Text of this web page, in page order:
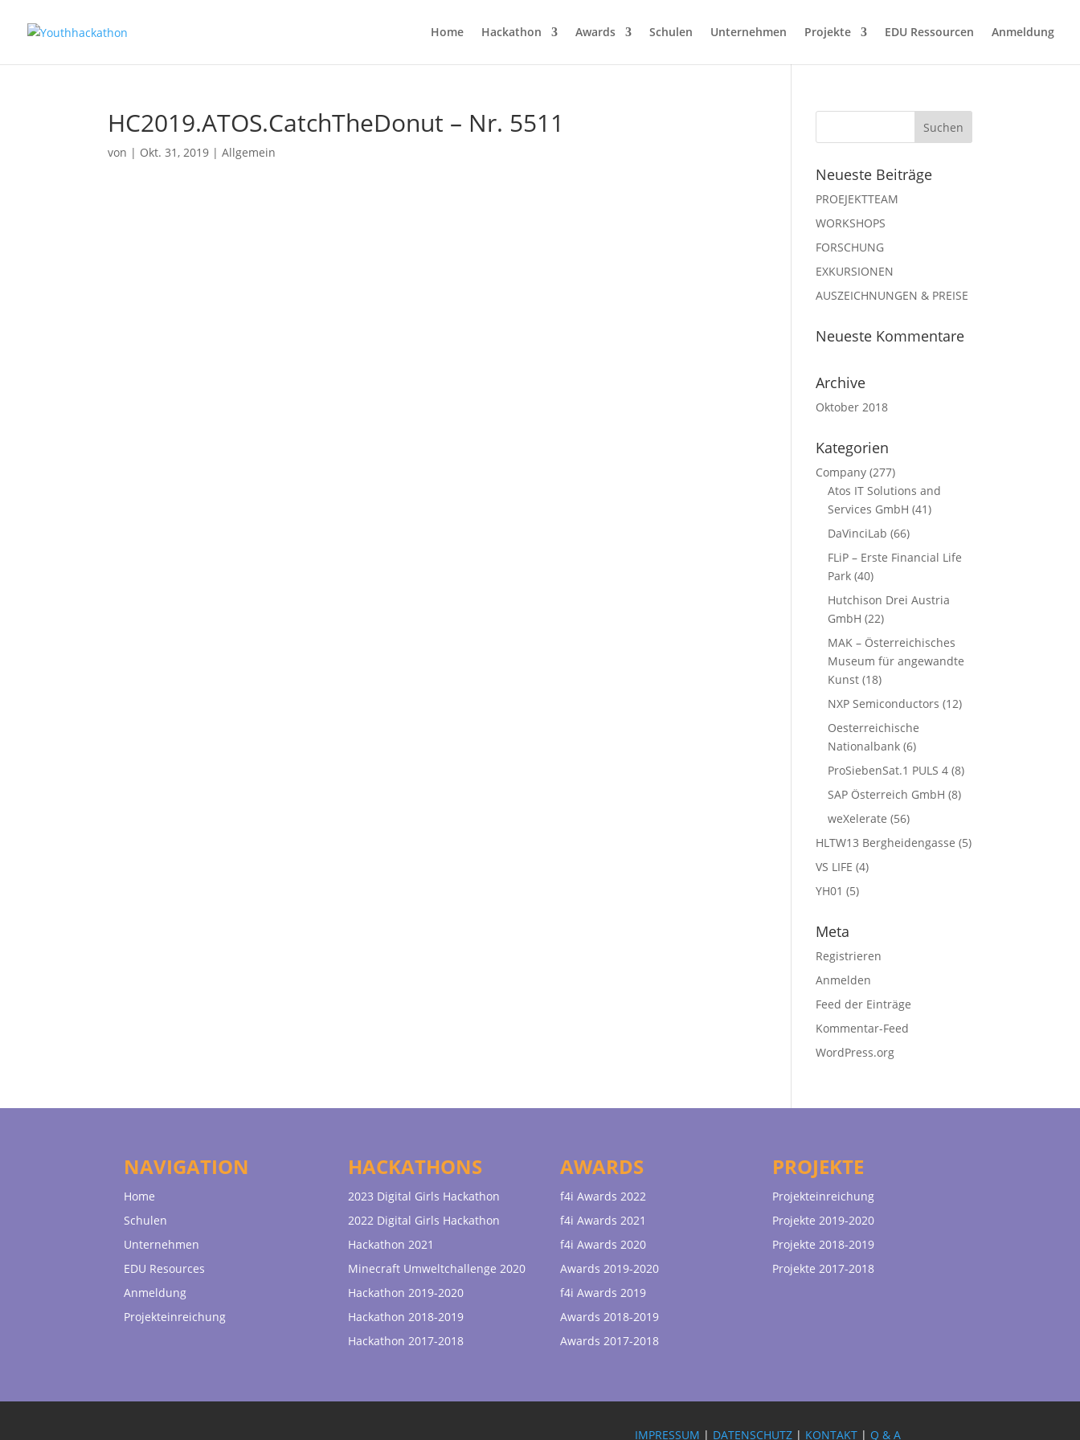
Home Hackathon Awards Schulen Unternehmen Projekte EDU Ressourcen Anmeldung
HC2019.ATOS.CatchTheDonut – Nr. 5511
von | Okt. 31, 2019 | Allgemein
Neueste Beiträge
PROEJEKTTEAM
WORKSHOPS
FORSCHUNG
EXKURSIONEN
AUSZEICHNUNGEN & PREISE
Neueste Kommentare
Archive
Oktober 2018
Kategorien
Company (277)
Atos IT Solutions and
Services GmbH (41)
DaVinciLab (66)
FLiP – Erste Financial Life
Park (40)
Hutchison Drei Austria
GmbH (22)
MAK – Österreichisches
Museum für angewandte
Kunst (18)
NXP Semiconductors (12)
Oesterreichische
Nationalbank (6)
ProSiebenSat.1 PULS 4 (8)
SAP Österreich GmbH (8)
weXelerate (56)
HLTW13 Bergheidengasse (5)
VS LIFE (4)
YH01 (5)
Meta
Registrieren
Anmelden
Feed der Einträge
Kommentar-Feed
WordPress.org
NAVIGATION
Home
Schulen
Unternehmen
EDU Resources
Anmeldung
Projekteinreichung
HACKATHONS
2023 Digital Girls Hackathon
2022 Digital Girls Hackathon
Hackathon 2021
Minecraft Umweltchallenge 2020
Hackathon 2019-2020
Hackathon 2018-2019
Hackathon 2017-2018
AWARDS
f4i Awards 2022
f4i Awards 2021
f4i Awards 2020
Awards 2019-2020
f4i Awards 2019
Awards 2018-2019
Awards 2017-2018
PROJEKTE
Projekteinreichung
Projekte 2019-2020
Projekte 2018-2019
Projekte 2017-2018
IMPRESSUM | DATENSCHUTZ | KONTAKT | Q & A